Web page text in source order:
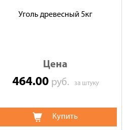
Уголь древесный 5кг
Цена
464.00 руб. за штуку
Купить